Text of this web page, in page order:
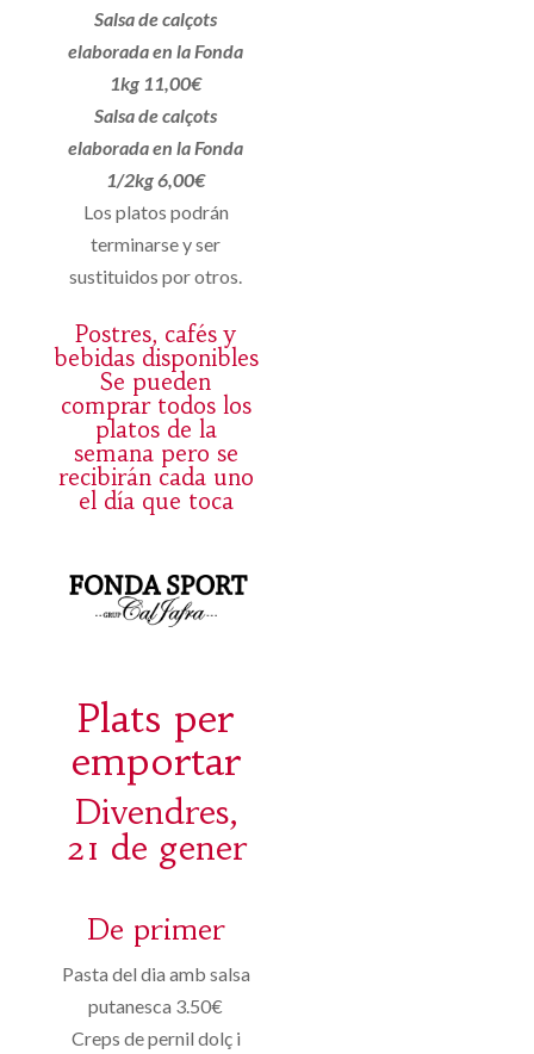
Salsa de calçots
elaborada en la Fonda
1kg 11,00€
Salsa de calçots
elaborada en la Fonda
1/2kg 6,00€
Los platos podrán
terminarse y ser
sustituidos por otros.
Postres, cafés y
bebidas disponibles
Se pueden
comprar todos los
platos de la
semana pero se
recibirán cada uno
el día que toca
Plats per
emportar
Divendres,
21 de gener
De primer
Pasta del dia amb salsa
putanesca 3.50€
Creps de pernil dolç i